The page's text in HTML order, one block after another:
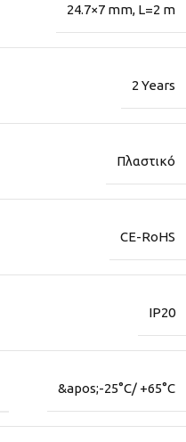
24.7×7 mm, L=2 m
2 Years
Πλαστικό
CE-RoHS
IP20
&apos;-25°C/ +65°C